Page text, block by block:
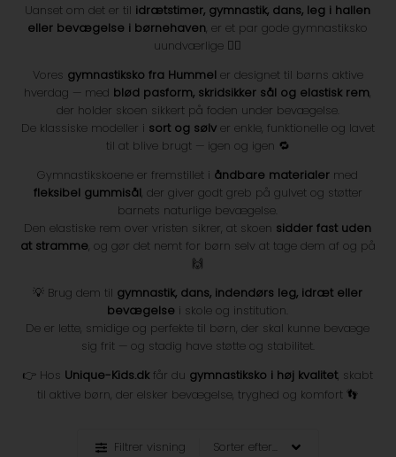
Uanset om det er til idrætstimer, gymnastik, dans, leg i hallen
eller bevægelse i børnehaven, er et par gode gymnastiksko
uundværlige 🏃‍♀️
Vores gymnastiksko fra Hummeler designet til børns aktive
hverdag — med blød pasform, skridsikker sål og elastisk rem,
der holder skoen sikkert på foden under bevægelse.
De klassiske modeller i sort og sølver enkle, funktionelle og lavet
til at blive brugt — igen og igen 🔁
Gymnastikskoene er fremstillet i åndbare materialer med
fleksibel gummisål, der giver godt greb på gulvet og støtter
barnets naturlige bevægelse.
Den elastiske rem over vristen sikrer, at skoen sidder fast uden
at stramme, og gør det nemt for børn selv at tage dem af og på
🙌
💡 Brug dem til gymnastik, dans, indendørs leg, idræt eller
bevægelse i skole og institution.
De er lette, smidige og perfekte til børn, der skal kunne bevæge
sig frit — og stadig have støtte og stabilitet.
👉 Hos Unique-Kids.dkfår du gymnastiksko i høj kvalitet, skabt
til aktive børn, der elsker bevægelse, tryghed og komfort 👣
Filtrer visning